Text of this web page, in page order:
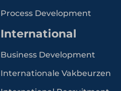
Process Development
International
Business Development
Internationale Vakbeurzen